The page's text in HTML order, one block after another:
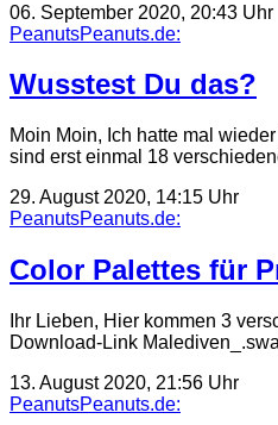
06. September 2020, 20:43 Uhr
PeanutsPeanuts.de:
Wusstest Du das?
Moin Moin, Ich hatte mal
sind erst einmal 18
29. August 2020, 14:15 Uhr
PeanutsPeanuts.de:
Color Palettes für
Ihr Lieben, Hier kommen 3
Download-Link
13. August 2020, 21:56 Uhr
PeanutsPeanuts.de: